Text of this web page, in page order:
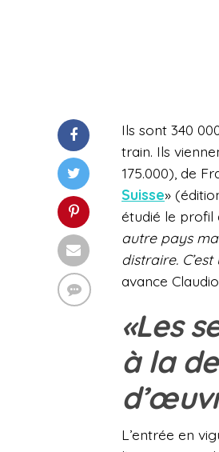
Ils sont 340
train. Ils
175.000), de
Suisse»
étudié le profil
autre pays
distraire.
avance
«Les
à la
L’entrée en